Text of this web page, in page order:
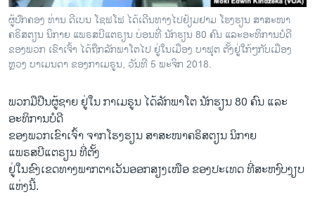
ວີດີໂອ
ສຽງ
ລາຍການກະຈາຍສຽງ
ຕິດຕາມພວກເຮົາ ທີ່
ພາສາຕ່າງໆ
ຜູ້ປົກຄອງ ທ່ານ ດີເບນ ໂຊຟໂຟ ໄດ້ເດີນທາງໄປຢ້ຽມຢາມ ໂຮງຮຽນ ສາສະໜາ
ຄຣິສຕຽນ ນິກາຍ ແພຣສບີແຕຣຽນ ບ່ອນທີ່ ນັກຮຽນ 80 ຄົນ ແລະອະທິການບໍດີ
ຂອງພວກ ເຂົາເຈົ້າ ໄດ້ຖືກລັກພາໂຕໄປ ຢູ່ໃນເມືອງ ບາຟຸຕ ຕັ້ງຢູ່ໃກ້ໆກັບເມືອງ
ຫຼວງ ບາເມນດາ ຂອງກາເມຣູນ, ວັນທີ 5 ພະຈິກ 2018.
ພວກມືປືນຜູ້ຊາຍ ຢູ່ໃນ ກາເມຣູນ ໄດ້ລັກພາໂຕ ນັກຮຽນ 80 ຄົນ ແລະ
ອະທິການບໍດີ
ຂອງພວກເຂົາເຈົ້າ ຈາກໂຮງຮຽນ ສາສະໜາຄຣິສຕຽນ ນິກາຍ
ແພຣສບີແຕຣຽນ ທີ່ຕັ້ງ
ຢູ່ໃນຂົງເຂດທາງພາກຕາເວັນອອກສຽງເໜືອ ຂອງປະເທດ ທີ່ສະຫງົບງຽບ
ແຫ່ງນີ້.